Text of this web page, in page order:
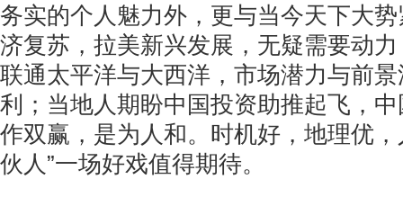
务实的个人魅力外，更与当今天下大
济复苏，拉美新兴发展，无疑需要动
联通太平洋与大西洋，市场潜力与前
利；当地人期盼中国投资助推起飞，
作双赢，是为人和。时机好，地理优
伙人”一场好戏值得期待。